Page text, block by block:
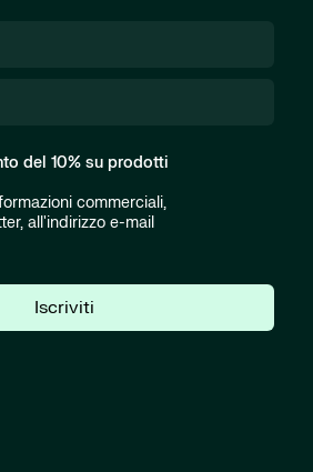
del 10% su prodotti
commerciali,
all'indirizzo e-mail
Iscriviti